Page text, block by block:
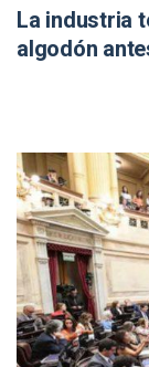
La industria
algodón